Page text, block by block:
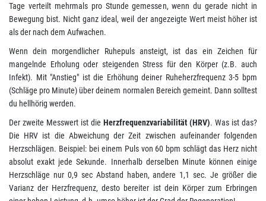
Tage verteilt mehrmals pro Stunde gemessen, wenn du gerade nicht in
Bewegung bist. Nicht ganz ideal, weil der angezeigte Wert meist höher ist
als der nach dem Aufwachen.
Wenn dein morgendlicher Ruhepuls ansteigt, ist das ein Zeichen für
mangelnde Erholung oder steigenden Stress für den Körper (z.B. auch
Infekt). Mit "Anstieg" ist die Erhöhung deiner Ruheherzfrequenz 3-5 bpm
(Schläge pro Minute) über deinem normalen Bereich gemeint. Dann solltest
du hellhörig werden.
Der zweite Messwert ist die Herzfrequenzvariabilität (HRV). Was ist das?
Die HRV ist die Abweichung der Zeit zwischen aufeinander folgenden
Herzschlägen. Beispiel: bei einem Puls von 60 bpm schlägt das Herz nicht
absolut exakt jede Sekunde. Innerhalb derselben Minute können einige
Herzschläge nur 0,9 sec Abstand haben, andere 1,1 sec. Je größer die
Varianz der Herzfrequenz, desto bereiter ist dein Körper zum Erbringen